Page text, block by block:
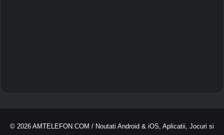
© 2026 AMTELEFON.COM / Noutati Android & iOS, Aplicatii, Jocuri si